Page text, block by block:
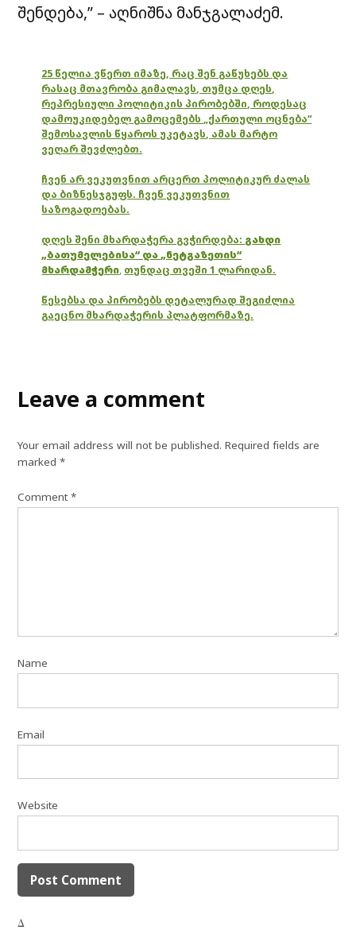
შენდება,” – აღნიშნა მანჯგალაძემ.
25 წელია ვწერთ იმაზე, რაც შენ გაწუხებს და
რასაც მთავრობა გიმალავს, თუმცა დღეს,
რეპრესიული პოლიტიკის პირობებში, როდესაც
დამოუკიდებელ გამოცემებს „ქართული ოცნება“
შემოსავლის წყაროს უკეტავს, ამას მარტო
ვეღარ შევძლებთ.
ჩვენ არ ვეკუთვნით არცერთ პოლიტიკურ ძალას
და ბიზნესჯგუფს. ჩვენ ვეკუთვნით
საზოგადოებას.
დღეს შენი მხარდაჭერა გვჭირდება: გახდი
„ბათუმელებისა“ და „ნეტგაზეთის“
მხარდამჭერი, თუნდაც თვეში 1 ლარიდან.
წესებსა და პირობებს დეტალურად შეგიძლია
გაეცნო მხარდაჭერის პლატფორმაზე.
Leave a comment
Your email address will not be published. Required fields are
marked*
Comment*
Name
Email
Website
Δ